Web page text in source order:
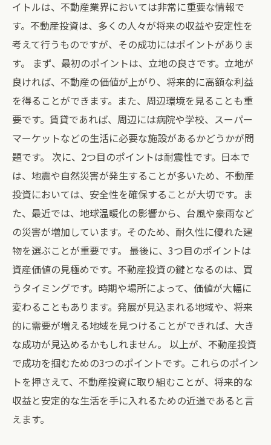
イトルは、不動産業界においては非常に重要な情報で
す。不動産投資は、多くの人々が将来の収益や安定性を
考えて行うものですが、その成功にはポイントがありま
す。 まず、最初のポイントは、立地の良さです。立地が
良ければ、不動産の価値が上がり、将来的に高額な利益
を得ることができます。また、周辺環境を見ることも重
要です。賃貸であれば、周辺には病院や学校、スーパー
マーケットなどの生活に必要な施設があるかどうかが問
題です。 次に、2つ目のポイントは耐震性です。日本で
は、地震や自然災害が発生することが多いため、不動産
投資においては、安全性を確保することが大切です。ま
た、最近では、地球温暖化の影響から、台風や豪雨など
の災害が増加しています。そのため、耐久性に優れた建
物を選ぶことが重要です。 最後に、3つ目のポイントは
資産価値の見極めです。不動産投資の鍵となるのは、買
うタイミングです。時期や場所によって、価値が大幅に
変わることもあります。発展が見込まれる地域や、将来
的に需要が増える地域を見つけることができれば、大き
な成功が見込めるかもしれません。 以上が、不動産投資
で成功を掴むための3つのポイントです。これらのポイン
トを押さえて、不動産投資に取り組むことが、将来的な
収益と安定的な生活を手に入れるための近道であると言
えます。